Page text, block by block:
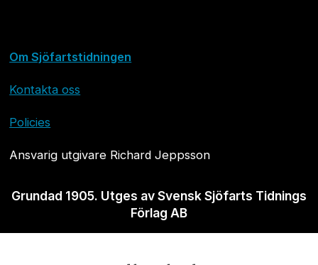
Om Sjöfartstidningen
Kontakta oss
Policies
Ansvarig utgivare Richard Jeppsson
Grundad 1905. Utges av Svensk Sjöfarts Tidnings
Förlag AB